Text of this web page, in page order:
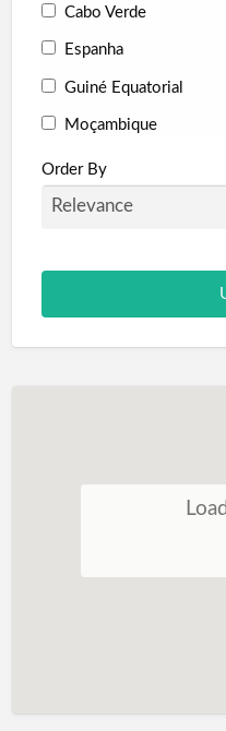
Cabo Verde
Espanha
Guiné Equatorial
Moçambique
Portugal
São Tomé e Príncipe
Order By